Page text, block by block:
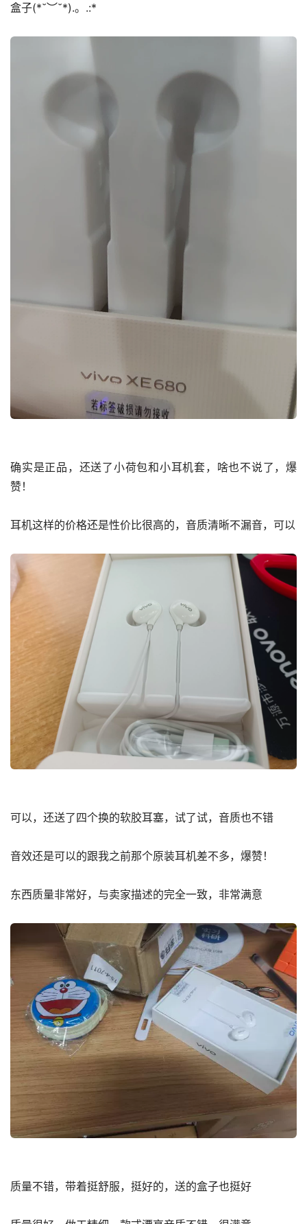
盒子(*˘︶˘*).。.:*
确实是正品，还送了小荷包和小耳机套，啥也不说了，爆
赞！
耳机这样的价格还是性价比很高的，音质清晰不漏音，可以
可以，还送了四个换的软胶耳塞，试了试，音质也不错
音效还是可以的跟我之前那个原装耳机差不多，爆赞！
东西质量非常好，与卖家描述的完全一致，非常满意
质量不错，带着挺舒服，挺好的，送的盒子也挺好